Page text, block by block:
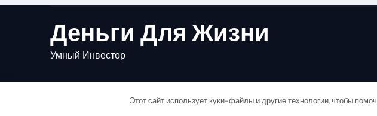
Деньги Для Жизни
Умный Инвестор
Copyright © All rights
Этот сайт использует куки-файлы и другие технологии, чтобы